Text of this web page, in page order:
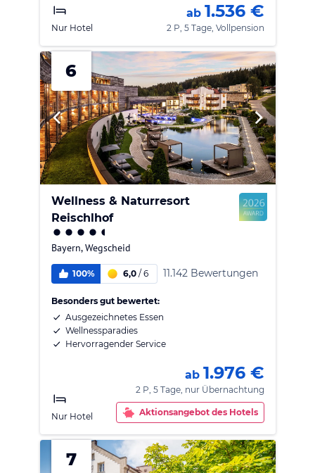
Nur Hotel
ab 1.536 €
2 P, 5 Tage, Vollpension
6
Wellness & Naturresort
Reischlhof
Bayern,Wegscheid
100% 6,0/6 11.142 Bewertungen
Besonders gut bewertet:
Ausgezeichnetes Essen
Wellnessparadies
Hervorragender Service
Nur Hotel
ab 1.976 €
2 P, 5 Tage, nur Übernachtung
Aktionsangebot des Hotels
7